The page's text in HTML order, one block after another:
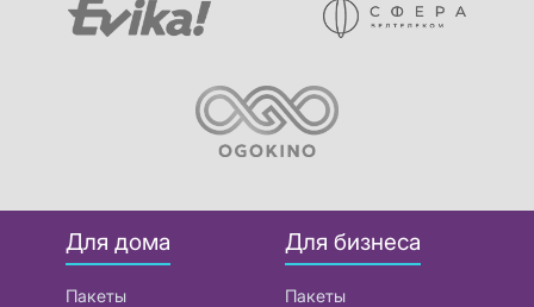
Для дома
Пакеты
Для бизнеса
Пакеты